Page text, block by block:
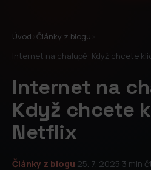
Úvod Články z blogu
Internet na chalupě: Když chcete
Internet na
Když chcete
Netflix
Články z blogu·25. 7. 2025·3 min